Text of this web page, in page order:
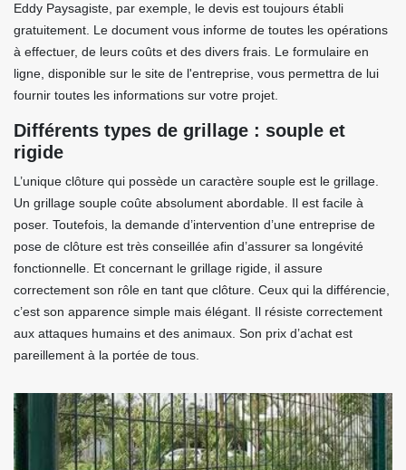
Eddy Paysagiste, par exemple, le devis est toujours établi
gratuitement. Le document vous informe de toutes les opérations
à effectuer, de leurs coûts et des divers frais. Le formulaire en
ligne, disponible sur le site de l'entreprise, vous permettra de lui
fournir toutes les informations sur votre projet.
Différents types de grillage : souple et
rigide
L’unique clôture qui possède un caractère souple est le grillage.
Un grillage souple coûte absolument abordable. Il est facile à
poser. Toutefois, la demande d’intervention d’une entreprise de
pose de clôture est très conseillée afin d’assurer sa longévité
fonctionnelle. Et concernant le grillage rigide, il assure
correctement son rôle en tant que clôture. Ceux qui la différencie,
c’est son apparence simple mais élégant. Il résiste correctement
aux attaques humains et des animaux. Son prix d’achat est
pareillement à la portée de tous.